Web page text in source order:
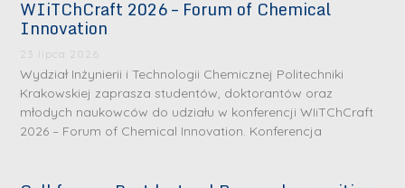
WIiTChCraft 2026 – Forum of Chemical
Innovation
23 lipca 2026
Wydział Inżynierii i Technologii Chemicznej Politechniki
Krakowskiej zaprasza studentów, doktorantów oraz
młodych naukowców do udziału w konferencji WIiTChCraft
2026 – Forum of Chemical Innovation. Konferencja